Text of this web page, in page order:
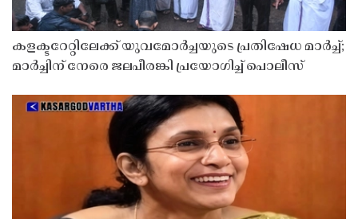
കളക്ടറേറ്റിലേക്ക് യുവമോർച്ചയുടെ പ്രതിഷേധ മാർച്ച്;
മാർച്ചിന് നേരെ ജലപീരങ്കി പ്രയോഗിച്ച് പൊലീസ്